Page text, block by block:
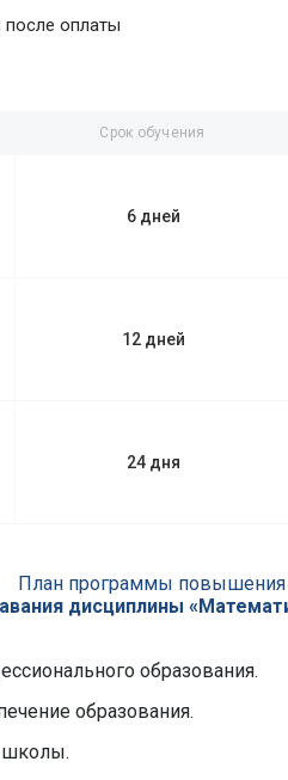
после оплаты
Срок обучения
6 дней
12 дней
24 дня
План программы повышения
дисциплины
образования.
образования.
школы.